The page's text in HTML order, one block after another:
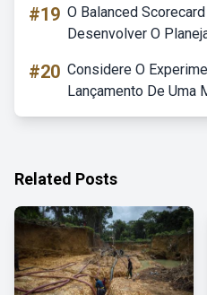
#19 O Balanced
Desenvolver O
#20 Considere O
Lançamento De Uma
Related Posts